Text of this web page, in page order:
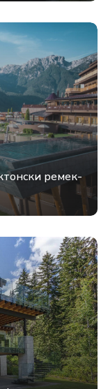
ремек-